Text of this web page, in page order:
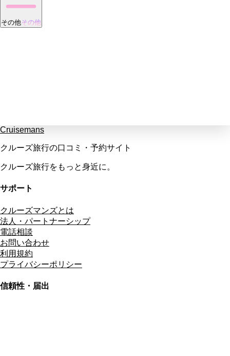
その他その他
Cruisemans
クルーズ旅行の口コミ・予約サイト
クルーズ旅行をもっと身近に。
サポート
クルーズマンズとは
法人・パートナーシップ
電話相談
お問い合わせ
利用規約
プライバシーポリシー
信頼性・届出